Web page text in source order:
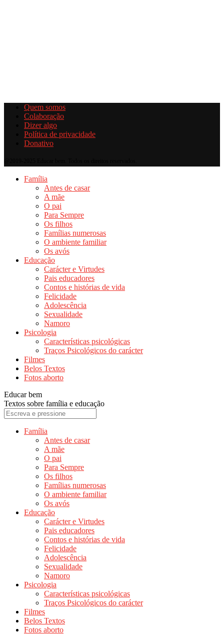
Quem somos
Colaboração
Dizer algo
Política de privacidade
Donativo
Família
Antes de casar
A mãe
O pai
Para Sempre
Os filhos
Famílias numerosas
O ambiente familiar
Os avós
Educação
Carácter e Virtudes
Pais educadores
Contos e histórias de vida
Felicidade
Adolescência
Sexualidade
Namoro
Psicologia
Características psicológicas
Traços Psicológicos do carácter
Filmes
Belos Textos
Fotos aborto
Educar bem
Textos sobre família e educação
Família
Antes de casar
A mãe
O pai
Para Sempre
Os filhos
Famílias numerosas
O ambiente familiar
Os avós
Educação
Carácter e Virtudes
Pais educadores
Contos e histórias de vida
Felicidade
Adolescência
Sexualidade
Namoro
Psicologia
Características psicológicas
Traços Psicológicos do carácter
Filmes
Belos Textos
Fotos aborto